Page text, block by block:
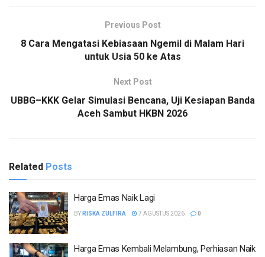
Previous Post
8 Cara Mengatasi Kebiasaan Ngemil di Malam Hari
untuk Usia 50 ke Atas
Next Post
UBBG–KKK Gelar Simulasi Bencana, Uji Kesiapan Banda
Aceh Sambut HKBN 2026
Related Posts
Harga Emas Naik Lagi
BY RISKA ZULFIRA 7 AGUSTUS 2026 0
Harga Emas Kembali Melambung, Perhiasan Naik